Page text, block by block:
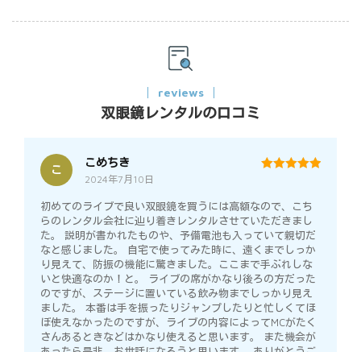
reviews
双眼鏡レンタルの口コミ
こ
こめちき
2024年7月10日
初めてのライブで良い双眼鏡を買うには高額なので、こち
らのレンタル会社に辿り着きレンタルさせていただきまし
た。 説明が書かれたものや、予備電池も入っていて親切だ
なと感じました。 自宅で使ってみた時に、遠くまでしっか
り見えて、防振の機能に驚きました。ここまで手ぶれしな
いと快適なのか！と。 ライブの席がかなり後ろの方だった
のですが、ステージに置いている飲み物までしっかり見え
ました。 本番は手を振ったりジャンプしたりと忙しくてほ
ぼ使えなかったのですが、ライブの内容によってMCがたく
さんあるときなどはかなり使えると思います。 また機会が